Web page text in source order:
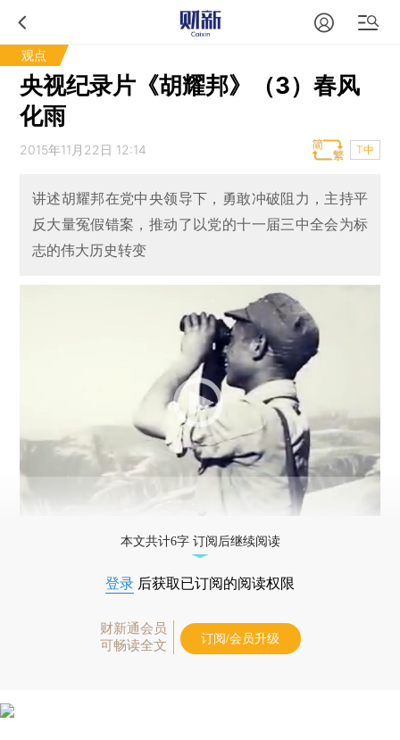
观点
央视纪录片《胡耀邦》（3）春风
化雨
2015年11月22日 12:14 T中
讲述胡耀邦在党中央领导下，勇敢冲破阻力，主持平
反大量冤假错案，推动了以党的十一届三中全会为标
志的伟大历史转变
本文共计6字 订阅后继续阅读
登录 后获取已订阅的阅读权限
财新通会员
可畅读全文
订阅/会员升级